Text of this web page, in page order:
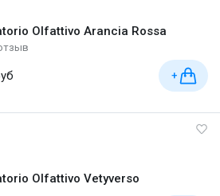
Olfattivo Arancia Rossa
+
Olfattivo Vetyverso